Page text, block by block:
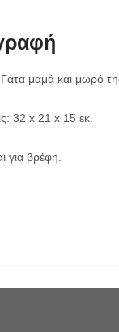
Γάτα μαμά και μωρό
32 x 21 x 15 εκ.
για βρέφη.